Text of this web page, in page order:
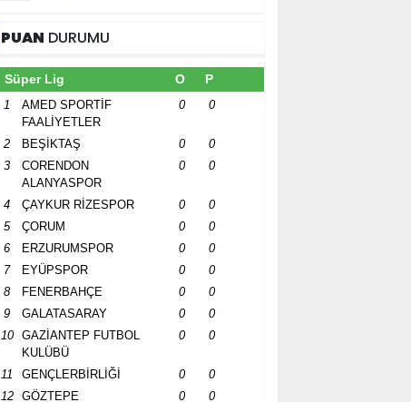
PUAN DURUMU
Süper Lig O P
1
AMED SPORTİF
FAALİYETLER
0 0
2 BEŞİKTAŞ 0
0
3
CORENDON
ALANYASPOR
0 0
4 ÇAYKUR RİZESPOR 0
0
5
ÇORUM 0
0
6
ERZURUMSPOR 0
0
7
EYÜPSPOR 0
0
8
FENERBAHÇE 0
0
9
GALATASARAY 0
0
10
GAZİANTEP FUTBOL
KULÜBÜ
0 0
11 GENÇLERBİRLİĞİ 0
0
12
GÖZTEPE 0
0